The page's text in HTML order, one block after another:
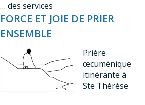
… des services
FORCE ET JOIE DE PRIER
ENSEMBLE
Prière
œcuménique
itinérante à
Ste Thérèse